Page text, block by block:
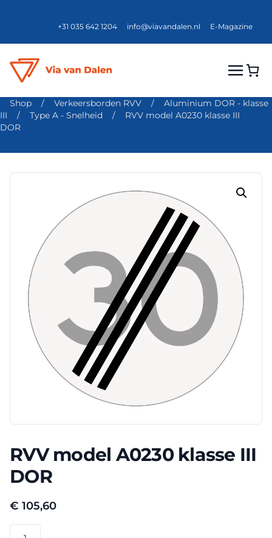
+31 035 642 1204 info@viavandalen.nl E-Magazine
Shop / Verkeersborden RVV /
Aluminium DOR - klasse
III
/ Type A - Snelheid /
RVV model A0230 klasse III
DOR
RVV model A0230 klasse III
DOR
€ 105,60